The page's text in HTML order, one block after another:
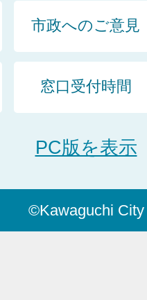
市政へのご意見
窓口受付時間
PC版を表示
©Kawaguchi City